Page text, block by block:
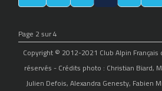
Page 2 sur 4
Copyright © 2012-2021 Club Alpin
réservés - Crédits photo : Christian Biard,
Julien Defois, Alexandra Genesty, Fabien